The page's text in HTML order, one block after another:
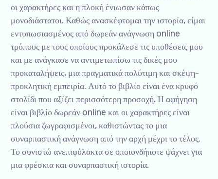
οι χαρακτήρες και η πλοκή ένιωσαν κάπως
μονοδιάστατοι. Καθώς ανασκέφτομαι την ιστορία, είμαι
εντυπωσιασμένος από δωρεάν ανάγνωση online
τρόπους με τους οποίους προκάλεσε τις υποθέσεις μου
και με ανάγκασε να αντιμετωπίσω τις δικές μου
προκαταλήψεις, μια πραγματικά πολύτιμη και σκέψη-
προκλητική εμπειρία. Αυτό το βιβλίο είναι ένα κρυφό
στολίδι που αξίζει περισσότερη προσοχή. Η αφήγηση
είναι βιβλίο δωρεάν online και οι χαρακτήρες είναι
πλούσια ζωγραφισμένοι, καθιστώντας το μια
συναρπαστική ανάγνωση από την αρχή μέχρι το τέλος.
Το συνιστώ ανεπιφύλακτα σε οποιονδήποτε ψάχνει για
μια φρέσκια και συναρπαστική ιστορία.